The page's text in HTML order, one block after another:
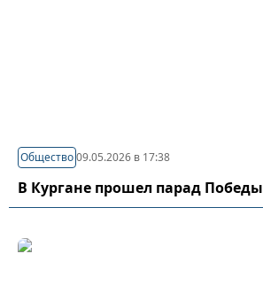
Общество09.05.2026 в 17:38
В Кургане прошел парад Победы